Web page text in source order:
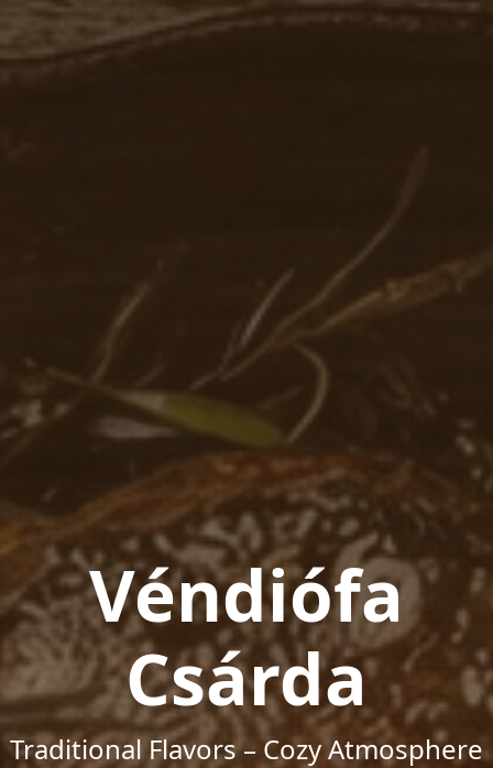
Véndiófa
Csárda
Traditional Flavors – Cozy Atmosphere